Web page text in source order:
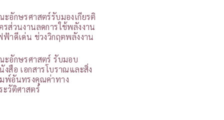
ะอักษรศาสตร์รับมองเกียรติ
รส่วนงานลดการใช้พลังงาน
ฟ้าดีเด่น ช่วงวิกฤตพลังงาน
ะอักษรศาสตร์ รับมอบ
งสือ เอกสารโบราณและสิ่ง
พ์อันทรงคุณค่าทาง
ะวัติศาสตร์